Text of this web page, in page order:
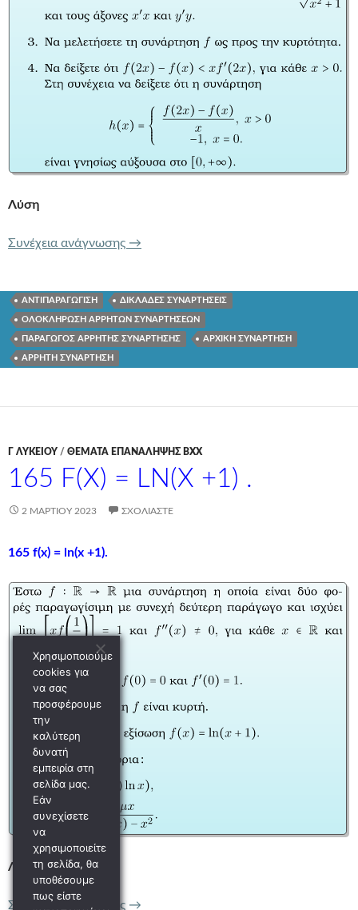
Λύση
Συνέχεια ανάγνωσης 164 f(x) = -f'(x)(f(x) + x).
→
ΑΝΤΙΠΑΡΑΓΩΓΙΣΗ ΔΙΚΛΑΔΕΣ ΣΥΝΑΡΤΗΣΕΙΣ
ΟΛΟΚΛΗΡΩΣΗ ΑΡΡΗΤΩΝ ΣΥΝΑΡΤΗΣΕΩΝ
ΠΑΡΑΓΩΓΟΣ ΑΡΡΗΤΗΣ ΣΥΝΑΡΤΗΣΗΣ ΑΡΧΙΚΗ ΣΥΝΑΡΤΗΣΗ
ΑΡΡΗΤΗ ΣΥΝΑΡΤΗΣΗ
Γ ΛΥΚΕΊΟΥ / ΘΕΜΑΤΑ ΕΠΑΝΑΛΗΨΗΣ ΒΧΧ
165 F(X) = LN(X +1) .
2 ΜΑΡΤΊΟΥ 2023 ΣΧΟΛΙΆΣΤΕ
165 f(x) = ln(x +1).
Λύση
Συνέχεια ανάγνωσης 165 f(x) = ln(x +1) .
→
Χρησιμοποιούμε
cookies για
να σας
προσφέρουμε
την
καλύτερη
δυνατή
εμπειρία στη
σελίδα μας.
Εάν
συνεχίσετε
να
χρησιμοποιείτε
τη σελίδα, θα
υποθέσουμε
πως είστε